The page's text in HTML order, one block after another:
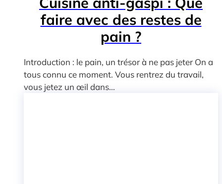
faire avec des restes de
pain ?
Introduction : le pain, un trésor à ne pas jeter On a
tous connu ce moment. Vous rentrez du travail,
vous jetez un œil dans...